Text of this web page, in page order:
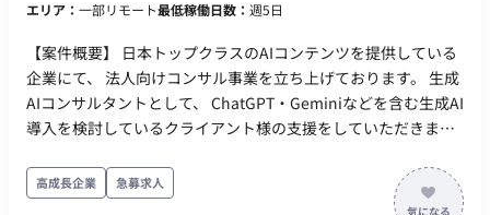
エリア： 一部リモート最低稼働日数： 週5日
【案件概要】 日本トップクラスのAIコンテンツを提供している
企業にて、 法人向けコンサル事業を立ち上げております。 生成
AIコンサルタントとして、 ChatGPT・Geminiなどを含む生成AI
導入を検討しているクライアント様の支援をしていただきま
クライアントの課題・ニーズのヒアリング ・生成AIを活用した
課題解決の提案 ・生成AIツールの選定 ・生成AI活用に関する資
高成長企業 急募求人